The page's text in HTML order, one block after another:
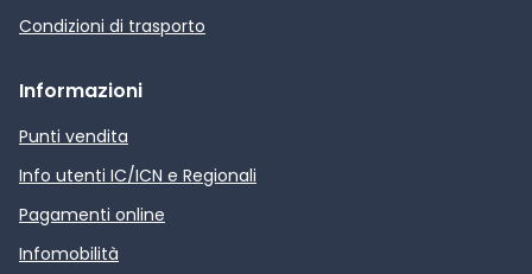
Condizioni di trasporto
Informazioni
Punti vendita
Info utenti IC/ICN e Regionali
Pagamenti online
Infomobilità